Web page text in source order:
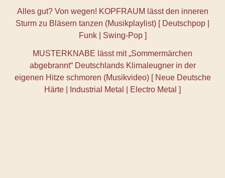
Alles gut? Von wegen! KOPFRAUM lässt den inneren
Sturm zu Bläsern tanzen (Musikplaylist) [ Deutschpop |
Funk | Swing-Pop ]
MUSTERKNABE lässt mit „Sommermärchen
abgebrannt“ Deutschlands Klimaleugner in der
eigenen Hitze schmoren (Musikvideo) [ Neue Deutsche
Härte | Industrial Metal | Electro Metal ]